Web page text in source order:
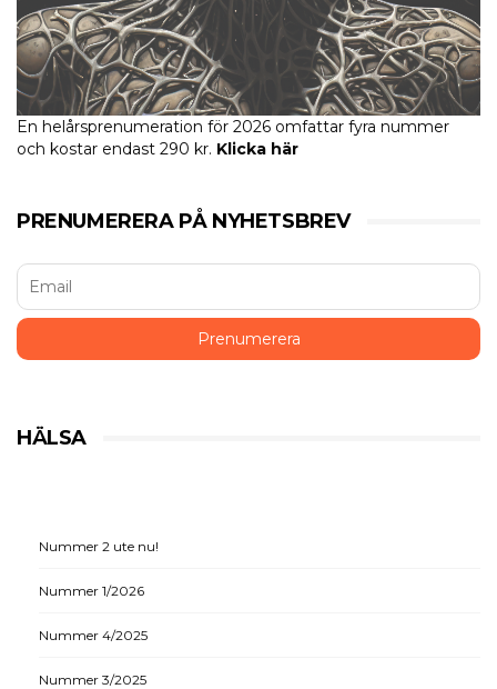
En helårsprenumeration för 2026 omfattar fyra nummer
och kostar endast 290 kr. Klicka här
PRENUMERERA PÅ NYHETSBREV
HÄLSA
Nummer 2 ute nu!
Nummer 1/2026
Nummer 4/2025
Nummer 3/2025